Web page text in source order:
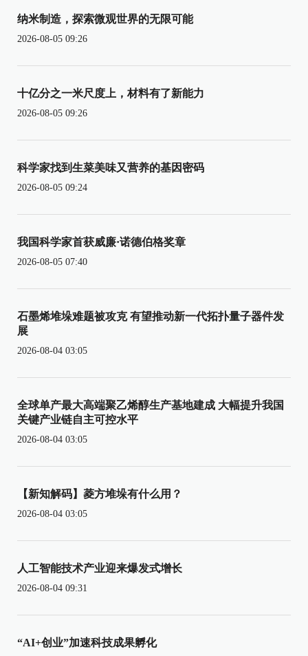
纳米制造，探索微观世界的无限可能
2026-08-05 09:26
十亿分之一米尺度上，材料有了新能力
2026-08-05 09:26
科学家找到生菜美味又营养的基因密码
2026-08-05 09:24
我国科学家首获威廉·诺德伯格奖章
2026-08-05 07:40
石墨烯堆垛难题被攻克 有望推动新一代拓扑量子器件发
展
2026-08-04 03:05
全球单产最大高端聚乙烯醇生产基地建成 大幅提升我国
关键产业链自主可控水平
2026-08-04 03:05
【新知解码】菱方堆垛有什么用？
2026-08-04 03:05
人工智能技术产业迎来爆发式增长
2026-08-04 09:31
“AI+创业”加速科技成果孵化